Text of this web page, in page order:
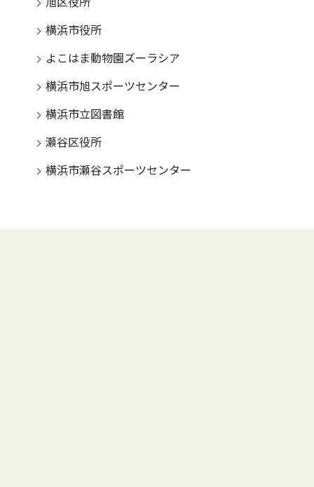
旭区役所
横浜市役所
よこはま動物園ズーラシア
横浜市旭スポーツセンター
横浜市立図書館
瀬谷区役所
横浜市瀬谷スポーツセンター